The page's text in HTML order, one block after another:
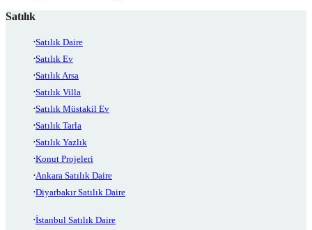
Satılık
Satılık Daire
Satılık Ev
Satılık Arsa
Satılık Villa
Satılık Müstakil Ev
Satılık Tarla
Satılık Yazlık
Konut Projeleri
Ankara Satılık Daire
Diyarbakır Satılık Daire
İstanbul Satılık Daire